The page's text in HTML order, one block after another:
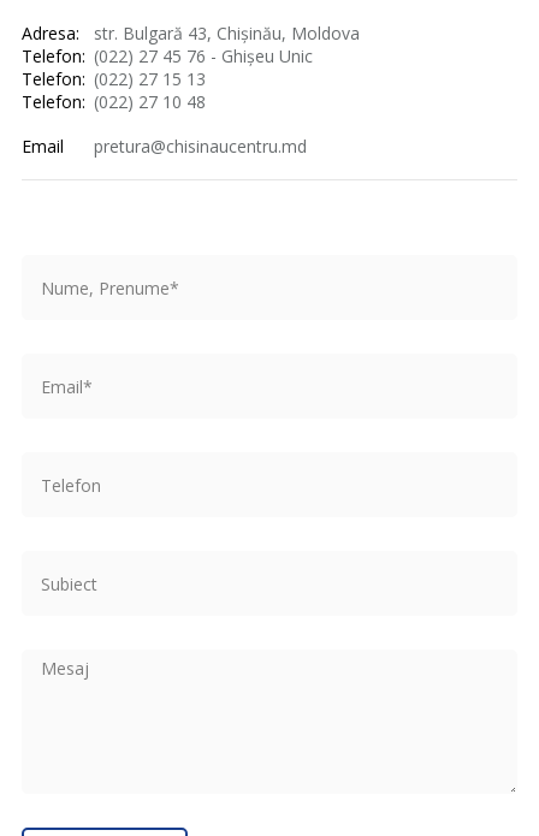
Adresa:
str. Bulgară 43, Chișinău, Moldova
Telefon: (022) 27 45 76 - Ghișeu Unic
Telefon: (022) 27 15 13
Telefon: (022) 27 10 48
Email
pretura@chisinaucentru.md